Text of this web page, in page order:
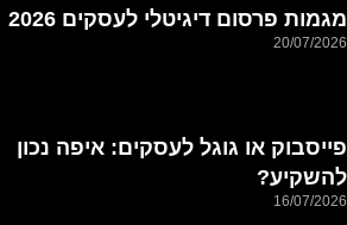
מגמות פרסום דיגיטלי לעסקים 2026
20/07/2026
פייסבוק או גוגל לעסקים: איפה נכון
להשקיע?
16/07/2026